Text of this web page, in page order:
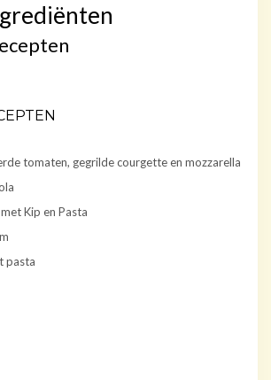
tomaten, gegrilde courgette en mozzarella
Kip en Pasta
pasta